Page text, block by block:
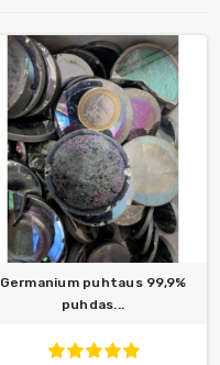
Germanium puhtaus 99,9%
puhdas...